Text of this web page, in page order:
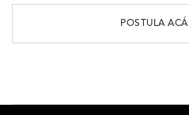
POSTULA ACÁ